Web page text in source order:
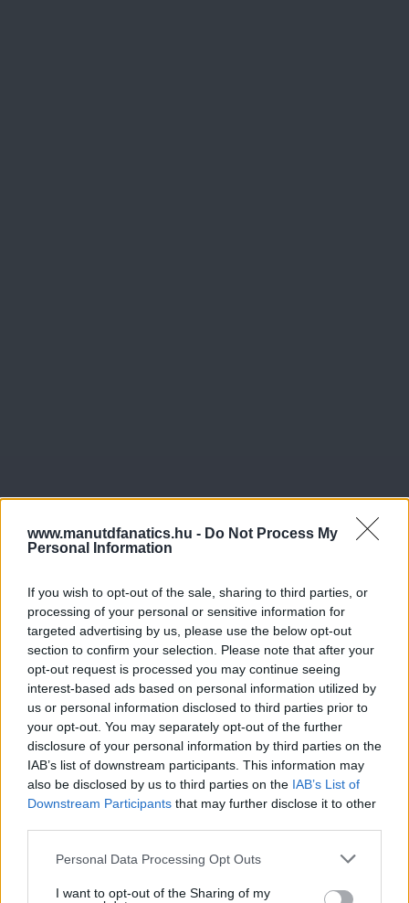
www.manutdfanatics.hu - Do Not Process My
Personal Information
If you wish to opt-out of the sale, sharing to third parties, or
processing of your personal or sensitive information for
targeted advertising by us, please use the below opt-out
section to confirm your selection. Please note that after your
opt-out request is processed you may continue seeing
interest-based ads based on personal information utilized by
us or personal information disclosed to third parties prior to
your opt-out. You may separately opt-out of the further
disclosure of your personal information by third parties on the
IAB’s list of downstream participants. This information may
also be disclosed by us to third parties on the IAB’s List of
Downstream Participants that may further disclose it to other
Please note that this website/app uses one or more Google
not limited to your visit or usage behaviour. You may click to
Personal Data Processing Opt Outs
I want to opt-out of the Sharing of my